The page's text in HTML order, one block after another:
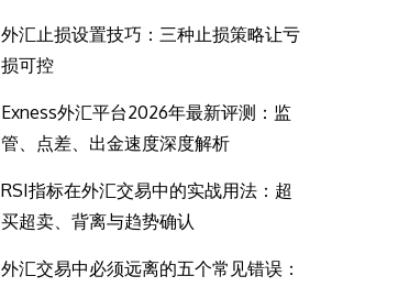
外汇止损设置技巧：三种止损策略让亏
损可控
Exness外汇平台2026年最新评测：监
管、点差、出金速度深度解析
RSI指标在外汇交易中的实战用法：超
买超卖、背离与趋势确认
外汇交易中必须远离的五个常见错误：